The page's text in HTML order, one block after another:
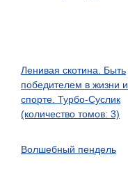
Ленивая скотина. Быть
победителем в жизни и
спорте. Турбо-Суслик
(количество томов: 3)
Волшебный пендель